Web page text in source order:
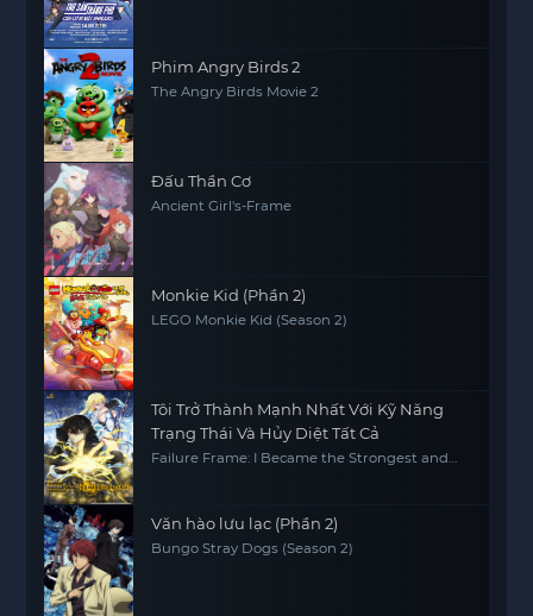
Phim Angry Birds 2
The Angry Birds Movie 2
Đấu Thần Cơ
Ancient Girl's-Frame
Monkie Kid (Phần 2)
LEGO Monkie Kid (Season 2)
Tôi Trở Thành Mạnh Nhất Với Kỹ Năng
Trạng Thái Và Hủy Diệt Tất Cả
Failure Frame: I Became the Strongest and
Văn hào lưu lạc (Phần 2)
Bungo Stray Dogs (Season 2)